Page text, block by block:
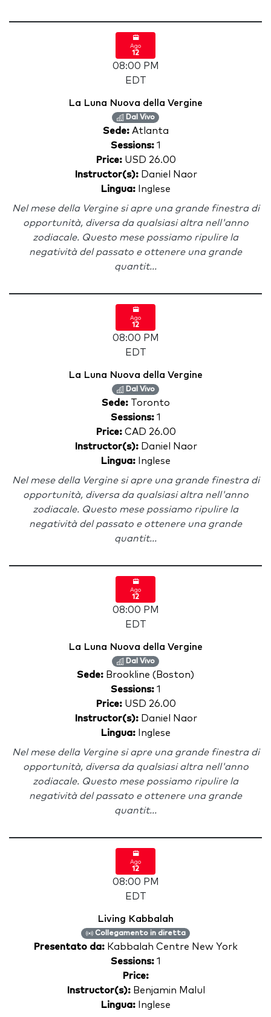
Ago
12
08:00 PM
EDT
La Luna Nuova della Vergine
Dal Vivo
Sede: Atlanta
Sessions:1
Price:USD 26.00
Instructor(s):Daniel Naor
Lingua: Inglese
Nel mese della Vergine si apre una grande finestra di
opportunità, diversa da qualsiasi altra nell'anno
zodiacale. Questo mese possiamo ripulire la
negatività del passato e ottenere una grande
quantit...
Ago
12
08:00 PM
EDT
La Luna Nuova della Vergine
Dal Vivo
Sede: Toronto
Sessions:1
Price:CAD 26.00
Instructor(s):Daniel Naor
Lingua: Inglese
Nel mese della Vergine si apre una grande finestra di
opportunità, diversa da qualsiasi altra nell'anno
zodiacale. Questo mese possiamo ripulire la
negatività del passato e ottenere una grande
quantit...
Ago
12
08:00 PM
EDT
La Luna Nuova della Vergine
Dal Vivo
Sede: Brookline (Boston)
Sessions:1
Price:USD 26.00
Instructor(s):Daniel Naor
Lingua: Inglese
Nel mese della Vergine si apre una grande finestra di
opportunità, diversa da qualsiasi altra nell'anno
zodiacale. Questo mese possiamo ripulire la
negatività del passato e ottenere una grande
quantit...
Ago
12
08:00 PM
EDT
Living Kabbalah
Collegamento in diretta
Presentato da: Kabbalah Centre New York
Sessions:1
Price:
Instructor(s):Benjamin Malul
Lingua: Inglese